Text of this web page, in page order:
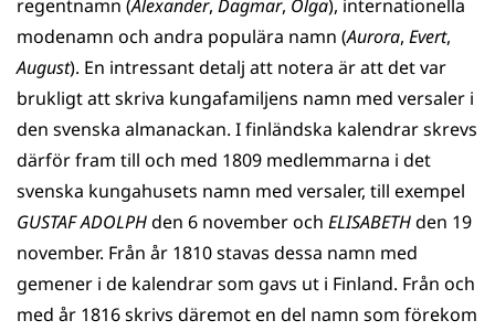
regentnamn (Alexander, Dagmar, Olga), internationella
modenamn och andra populära namn (Aurora, Evert,
August). En intressant detalj att notera är att det var
brukligt att skriva kungafamiljens namn med versaler i
den svenska almanackan. I finländska kalendrar skrevs
därför fram till och med 1809 medlemmarna i det
svenska kungahusets namn med versaler, till exempel
GUSTAFADOLPHden 6 november och ELISABETHden 19
november. Från år 1810 stavas dessa namn med
gemener i de kalendrar som gavs ut i Finland. Från och
med år 1816 skrivs däremot en del namn som förekom